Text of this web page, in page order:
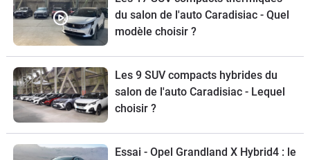
du salon de l'auto Caradisiac - Quel
modèle choisir ?
Les 9 SUV compacts hybrides du
salon de l'auto Caradisiac - Lequel
choisir ?
Essai - Opel Grandland X Hybrid4 : le